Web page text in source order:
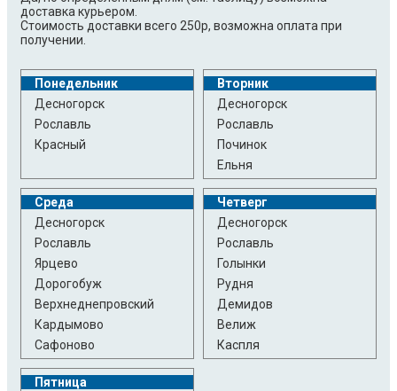
доставка курьером.
Стоимость доставки всего 250р, возможна оплата при
получении.
Понедельник
Десногорск
Рославль
Красный
Вторник
Десногорск
Рославль
Починок
Ельня
Среда
Десногорск
Рославль
Ярцево
Дорогобуж
Верхнеднепровский
Кардымово
Сафоново
Четверг
Десногорск
Рославль
Голынки
Рудня
Демидов
Велиж
Каспля
Пятница